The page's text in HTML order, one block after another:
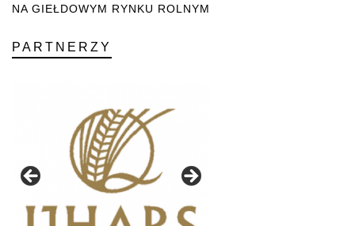
NA GIEŁDOWYM RYNKU ROLNYM
PARTNERZY